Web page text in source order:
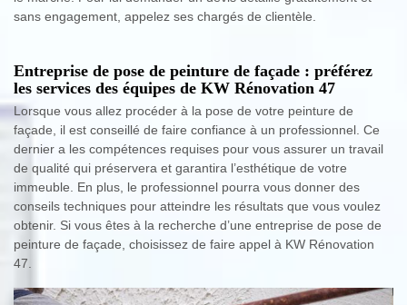
sans engagement, appelez ses chargés de clientèle.
Entreprise de pose de peinture de façade : préférez
les services des équipes de KW Rénovation 47
Lorsque vous allez procéder à la pose de votre peinture de
façade, il est conseillé de faire confiance à un professionnel. Ce
dernier a les compétences requises pour vous assurer un travail
de qualité qui préservera et garantira l’esthétique de votre
immeuble. En plus, le professionnel pourra vous donner des
conseils techniques pour atteindre les résultats que vous voulez
obtenir. Si vous êtes à la recherche d’une entreprise de pose de
peinture de façade, choisissez de faire appel à KW Rénovation
47.